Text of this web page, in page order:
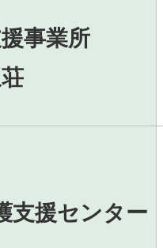
事業所
支援センター